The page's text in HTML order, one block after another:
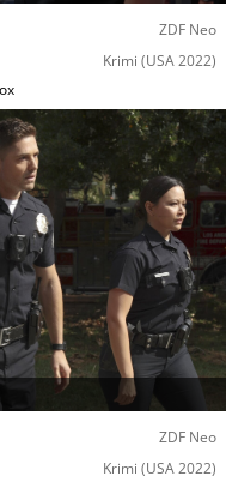
ZDF Neo
Krimi (USA 2022)
ZDF Neo
Krimi (USA 2022)